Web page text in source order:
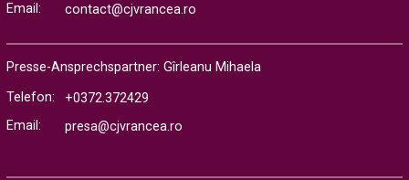
Email: contact@cjvrancea.ro
Presse-Ansprechspartner: Gîrleanu Mihaela
Telefon:
+0372.372429
Email:
presa@cjvrancea.ro